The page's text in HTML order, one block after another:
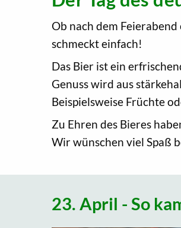
Ob nach dem
schmeckt einfach!
Das Bier ist ein
Genuss wird aus
Beispielsweise Früchte
Zu Ehren des Bieres
Wir wünschen viel Spaß
23. April - So